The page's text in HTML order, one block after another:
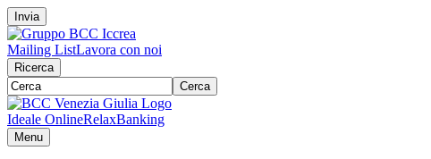
Invia
Mailing ListLavora con noi
Ricerca
Cerca
Ideale OnlineRelaxBanking
Menu